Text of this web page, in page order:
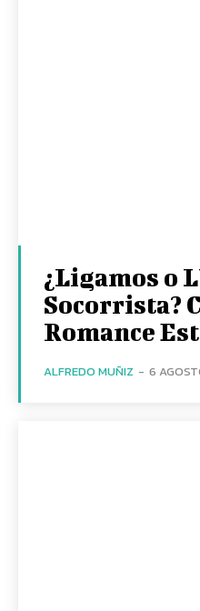
¿Ligamos o
Socorrista?
Romance
ALFREDO MUÑIZ - 6